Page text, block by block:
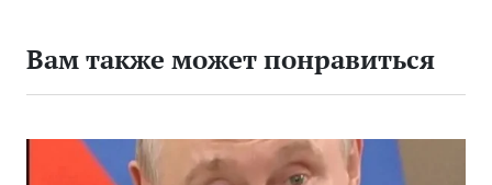
Вам также может понравиться